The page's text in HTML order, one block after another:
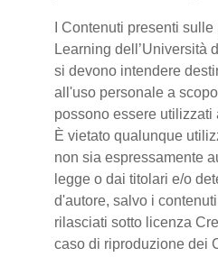
I Contenuti presenti
Learning dell’Università
si devono intendere
all'uso personale a
possono essere utilizzati
È vietato qualunque
non sia espressamente
legge o dai titolari e/o
d'autore, salvo i
rilasciati sotto licenza
caso di riproduzione dei